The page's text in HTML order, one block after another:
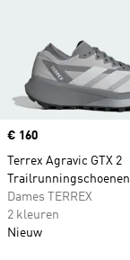
Price
€ 160
Terrex Agravic GTX 2
Trailrunningschoenen
Dames TERREX
2 kleuren
Nieuw